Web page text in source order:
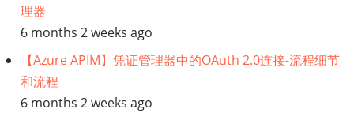
影
响
分
理器
6 months 2 weeks ago
【Azure APIM】凭证管理器中的OAuth 2.0连接-流程细节
和流程
6 months 2 weeks ago